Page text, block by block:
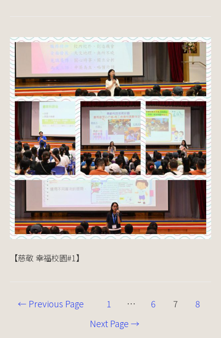
【慈敬 幸福校園#1】
← Previous Page 1 … 6 7
8
Next Page→